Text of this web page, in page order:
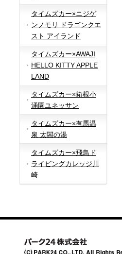
タイムズカー×ニジゲ
ンノモリ ドラゴンクエ
スト アイランド
タイムズカー×AWAJI
HELLO KITTY APPLE
LAND
タイムズカー×箱根小
涌園ユネッサン
タイムズカー×有馬温
泉 太閤の湯
タイムズカー×飛鳥ド
ライビングカレッジ川
崎